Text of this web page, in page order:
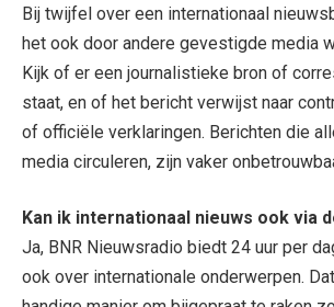
Bij twijfel over een internationaal
het ook door andere gevestigde media
Kijk of er een journalistieke bron of
staat, en of het bericht verwijst naar
of officiële verklaringen. Berichten die
media circuleren, zijn vaker
Kan ik internationaal nieuws ook via
Ja, BNR Nieuwsradio biedt 24 uur per
ook over internationale onderwerpen.